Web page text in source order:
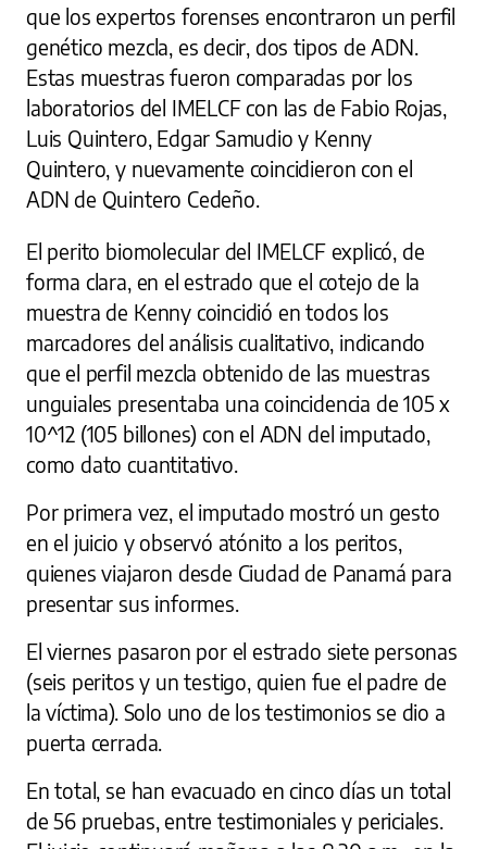
que los expertos forenses encontraron un perfil
genético mezcla, es decir, dos tipos de ADN.
Estas muestras fueron comparadas por los
laboratorios del IMELCF con las de Fabio Rojas,
Luis Quintero, Edgar Samudio y Kenny
Quintero, y nuevamente coincidieron con el
ADN de Quintero Cedeño.
El perito biomolecular del IMELCF explicó, de
forma clara, en el estrado que el cotejo de la
muestra de Kenny coincidió en todos los
marcadores del análisis cualitativo, indicando
que el perfil mezcla obtenido de las muestras
unguiales presentaba una coincidencia de 105 x
10^12 (105 billones) con el ADN del imputado,
como dato cuantitativo.
Por primera vez, el imputado mostró un gesto
en el juicio y observó atónito a los peritos,
quienes viajaron desde Ciudad de Panamá para
presentar sus informes.
El viernes pasaron por el estrado siete personas
(seis peritos y un testigo, quien fue el padre de
la víctima). Solo uno de los testimonios se dio a
puerta cerrada.
En total, se han evacuado en cinco días un total
de 56 pruebas, entre testimoniales y periciales.